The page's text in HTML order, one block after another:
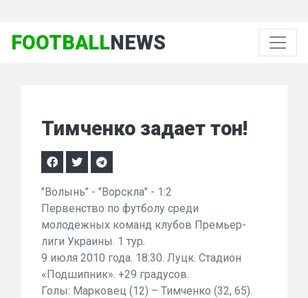
FOOTBALLNEWS
Тимченко задает тон!
"Волынь" - "Ворскла" - 1:2
Первенство по футболу среди
молодежных команд клубов Премьер-
лиги Украины. 1 тур.
9 июля 2010 года. 18:30. Луцк. Стадион
«Подшипник». +29 градусов.
Голы: Марковец (12) – Тимченко (32, 65).